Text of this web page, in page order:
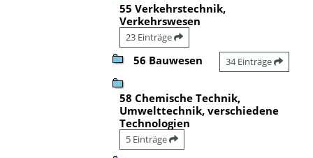
55 Verkehrstechnik,
Verkehrswesen
23 Einträge
56 Bauwesen 34 Einträge
58 Chemische Technik,
Umwelttechnik, verschiedene
Technologien
5 Einträge